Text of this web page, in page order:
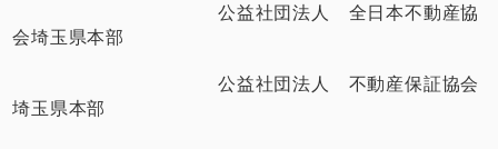
公益社団法人 全日本不動産協
会埼玉県本部
公益社団法人 不動産保証協会
埼玉県本部